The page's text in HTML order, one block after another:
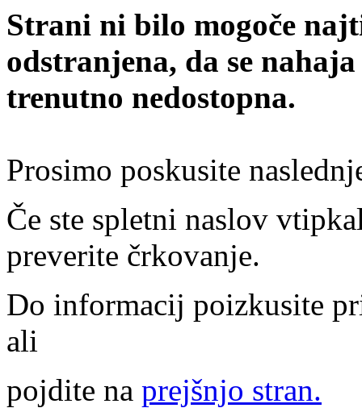
Strani ni bilo mogoče
odstranjena, da se
trenutno nedostopna.
Prosimo poskusite
Če ste spletni naslov
preverite črkovanje.
Do informacij poizkusite
ali
pojdite na prejšnjo stran.